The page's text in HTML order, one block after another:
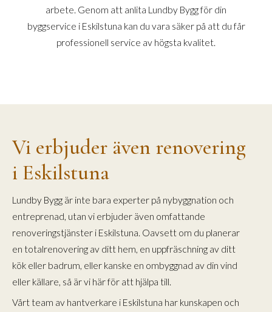
arbete. Genom att anlita Lundby Bygg för din
byggservice i Eskilstuna kan du vara säker på att du får
professionell service av högsta kvalitet.
Vi erbjuder även renovering
i Eskilstuna
Lundby Bygg är inte bara experter på nybyggnation och
entreprenad, utan vi erbjuder även omfattande
renoveringstjänster i Eskilstuna. Oavsett om du planerar
en totalrenovering av ditt hem, en uppfräschning av ditt
kök eller badrum, eller kanske en ombyggnad av din vind
eller källare, så är vi här för att hjälpa till.
Vårt team av hantverkare i Eskilstuna har kunskapen och